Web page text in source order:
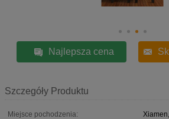
Najlepsza cena
Szczegóły Produktu
Miejsce pochodzenia: